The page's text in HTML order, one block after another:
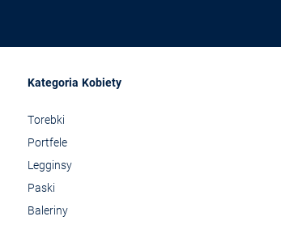
Kategoria Kobiety
Torebki
Portfele
Legginsy
Paski
Baleriny